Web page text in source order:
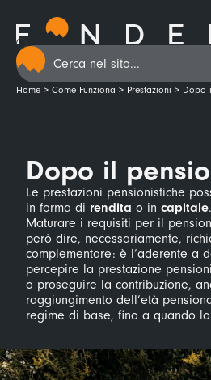
Home > Come Funziona > Prestazioni > Dopo
Dopo il
Le prestazioni pensionistiche
in forma di rendita o in capitale.
Maturare i requisiti per il
però dire, necessariamente,
complementare: è l’aderente a
percepire la prestazione
o proseguire la contribuzione,
raggiungimento dell’età
regime di base, fino a quando